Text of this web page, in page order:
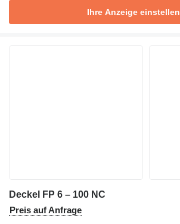
Ihre Anzeige einstellen
Deckel FP 6 – 100 NC
Preis auf Anfrage